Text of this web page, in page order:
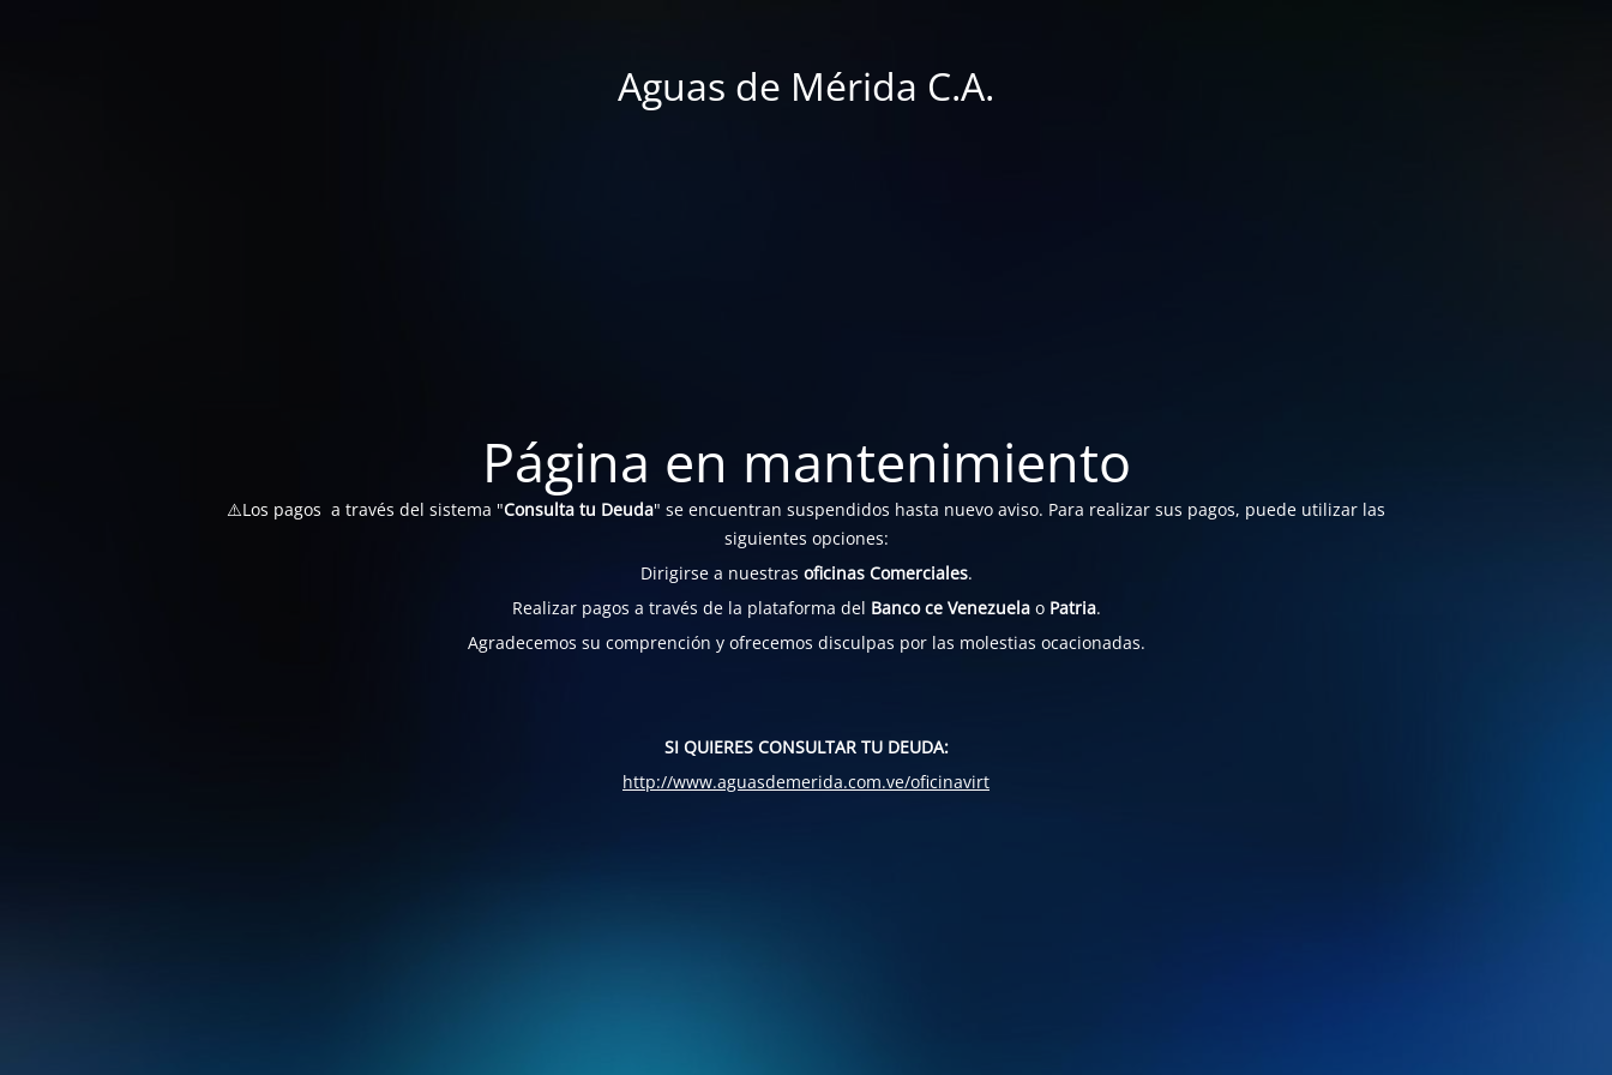
Aguas de Mérida C.A.
Página en mantenimiento
⚠️Los pagos a través del sistema "Consulta tu Deuda" se encuentran suspendidos hasta nuevo aviso. Para realizar sus pagos, puede utilizar las
siguientes opciones:
Dirigirse a nuestras oficinas Comerciales.
Realizar pagos a través de la plataforma del Banco ce Venezuelao Patria.
Agradecemos su comprención y ofrecemos disculpas por las molestias ocacionadas.
SI QUIERES CONSULTAR TU DEUDA:
http://www.aguasdemerida.com.ve/oficinavirt